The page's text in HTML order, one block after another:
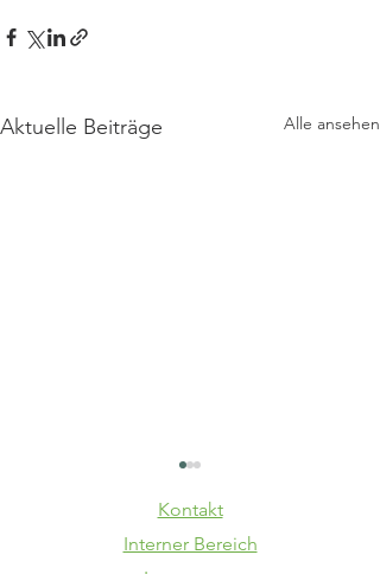
Aktuelle Beiträge Alle ansehen
Kontakt
Interner Bereich